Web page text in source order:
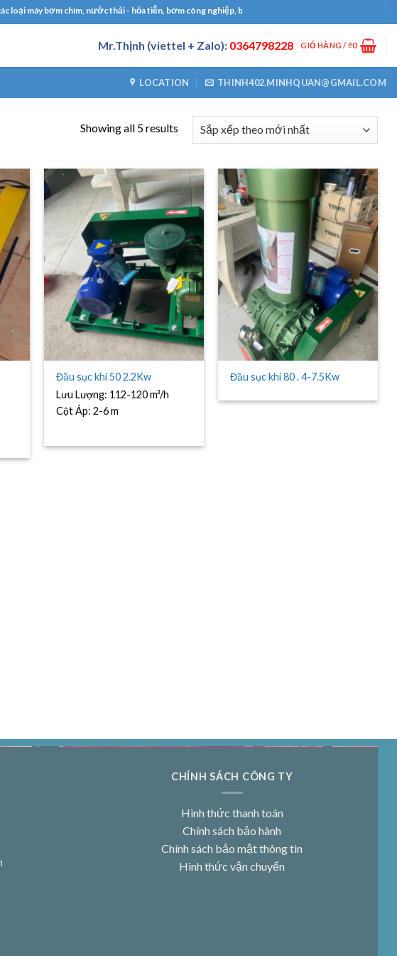
máy bơm chìm, nước thải - hỏa tiễn, bơm công nghiệp, bơm định lượng, máy thổi khí, máy khuấy chìm
Mr.Thịnh (viettel + Zalo): 0364798228 GIỎ HÀNG /₫0
LOCATION THINH402.MINHQUAN@GMAIL.COM
Showing all 5 results
Đầu sục khí 50 2.2Kw
Lưu Lượng: 112-120 m³/h
Cột Áp:2-6 m
Đầu sục khí 80 . 4-7.5Kw
CHÍNH SÁCH CÔNG TY
Hình thức thanh toán
Chính sách bảo hành
Chính sách bảo mật thông tin
Hình thức vận chuyển